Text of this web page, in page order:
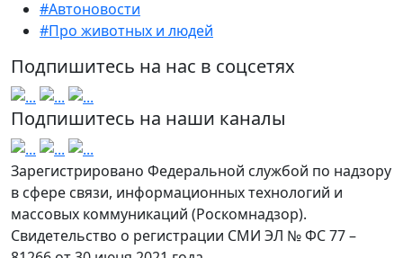
#Автоновости
#Про животных и людей
Подпишитесь на нас в соцсетях
Подпишитесь на наши каналы
Зарегистрировано Федеральной службой по надзору
в сфере связи, информационных технологий и
массовых коммуникаций (Роскомнадзор).
Свидетельство о регистрации СМИ ЭЛ № ФС 77 –